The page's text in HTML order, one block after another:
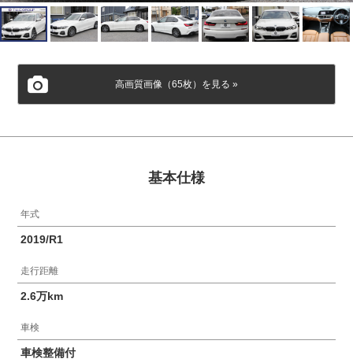
高画質画像（65枚）を見る »
基本仕様
年式
2019/R1
走行距離
2.6万km
車検
車検整備付